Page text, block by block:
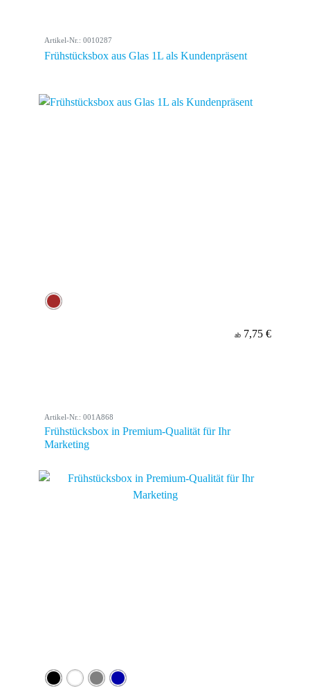
Artikel-Nr.: 0010287
Frühstücksbox aus Glas 1L als Kundenpräsent
ab 7,75 €
Artikel-Nr.: 001A868
Frühstücksbox in Premium-Qualität für Ihr
Marketing